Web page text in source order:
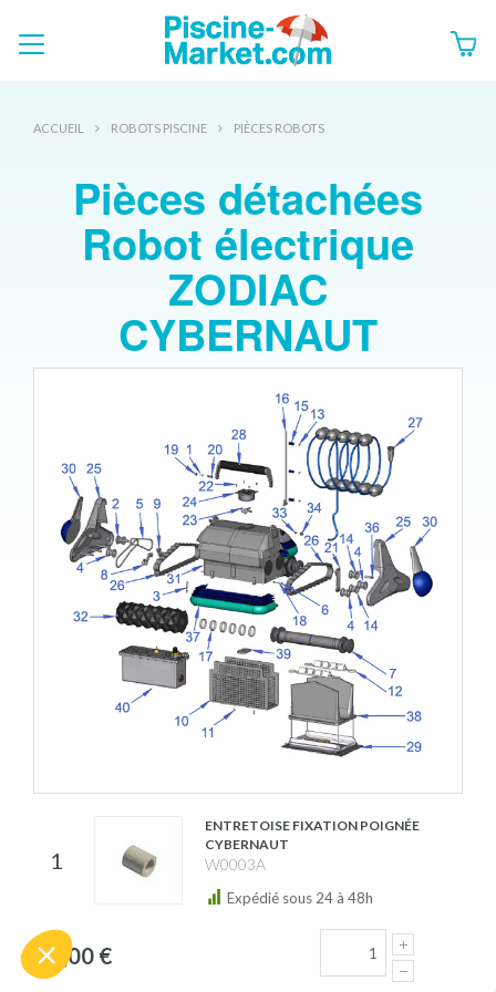
ACCUEIL ROBOTS PISCINE PIÈCES ROBOTS
Pièces détachées
Robot électrique
ZODIAC
CYBERNAUT
1
ENTRETOISE FIXATION POIGNÉE
CYBERNAUT
W0003A
Expédié sous 24 à 48h
1,00 €